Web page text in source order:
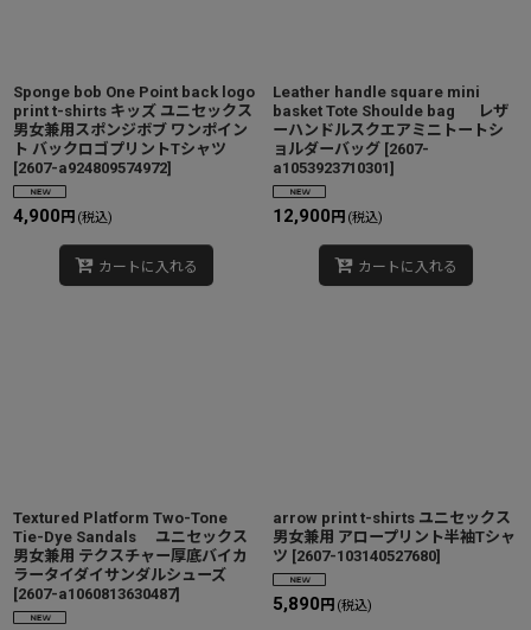
Sponge bob One Point back logo
print t-shirts キッズ ユニセックス
男女兼用スポンジボブ ワンポイン
ト バックロゴプリントTシャツ
[2607-a924809574972]
4,900 円 (税込)
カートに入れる
Leather handle square mini
basket Tote Shoulde bag レザ
ーハンドルスクエアミニトートシ
ョルダーバッグ [2607-
a1053923710301]
12,900 円 (税込)
カートに入れる
Textured Platform Two-Tone
Tie-Dye Sandals ユニセックス
男女兼用 テクスチャー厚底バイカ
ラータイダイサンダルシューズ
[2607-a1060813630487]
arrow print t-shirts ユニセックス
男女兼用 アロープリント半袖Tシャ
ツ [2607-103140527680]
5,890 円 (税込)